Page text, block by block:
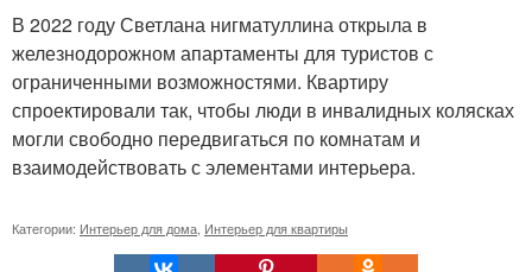
В 2022 году Светлана нигматуллина открыла в
железнодорожном апартаменты для туристов с
ограниченными возможностями. Квартиру
спроектировали так, чтобы люди в инвалидных колясках
могли свободно передвигаться по комнатам и
взаимодействовать с элементами интерьера.
Категории: Интерьер для дома, Интерьер для квартиры